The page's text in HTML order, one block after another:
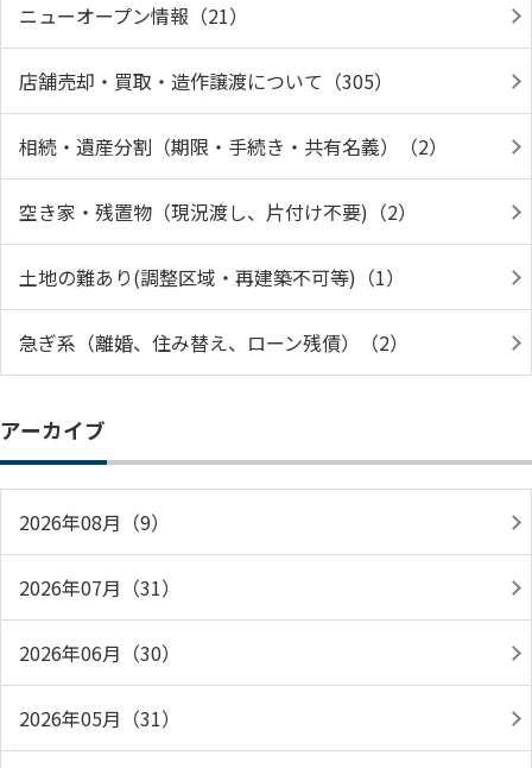
ニューオープン情報（21）
店舗売却・買取・造作譲渡について（305）
相続・遺産分割（期限・手続き・共有名義）（2）
空き家・残置物（現況渡し、片付け不要)（2）
土地の難あり(調整区域・再建築不可等)（1）
急ぎ系（離婚、住み替え、ローン残債）（2）
アーカイブ
2026年08月（9）
2026年07月（31）
2026年06月（30）
2026年05月（31）